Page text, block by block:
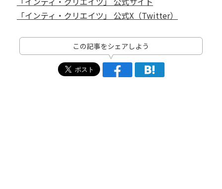
「インティ・クリエイツ」 公式X（Twitter）
この記事をシェアしよう